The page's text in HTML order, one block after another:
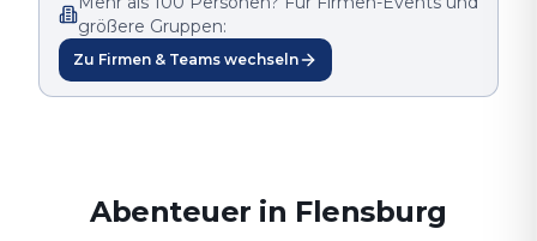
größere Gruppen:
Zu Firmen & Teams wechseln
Abenteuer in Flensburg